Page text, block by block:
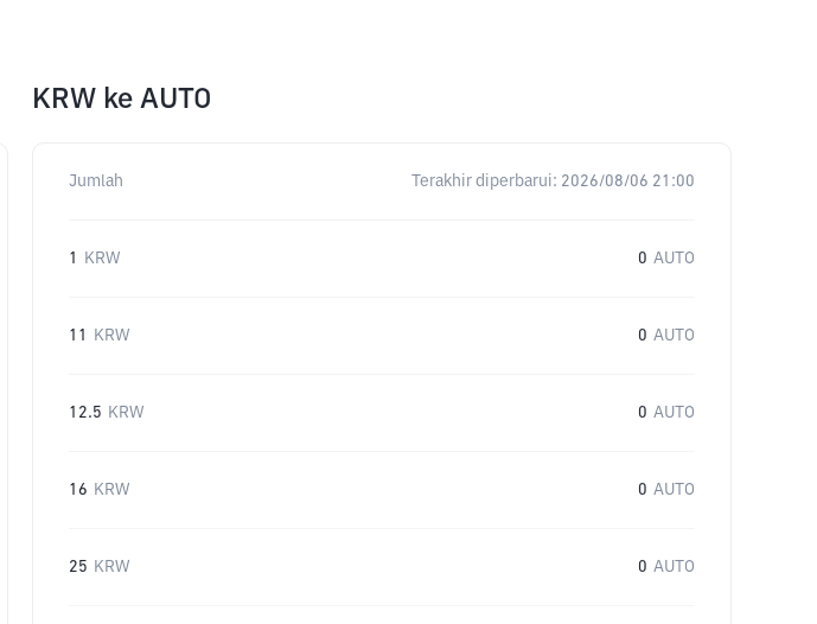
KRW ke AUTO
Jumlah Terakhir diperbarui: 2026/08/06 21:00
1 KRW 0 AUTO
11 KRW 0 AUTO
12.5 KRW 0 AUTO
16 KRW 0 AUTO
25 KRW 0 AUTO